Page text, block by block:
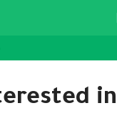
in…